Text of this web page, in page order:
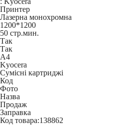
Принтер
Лазерна монохромна
1200*1200
50 стр.мин.
Так
Так
A4
Kyocera
Сумісні картриджі
Код
Фото
Назва
Продаж
Заправка
Код товара:138862